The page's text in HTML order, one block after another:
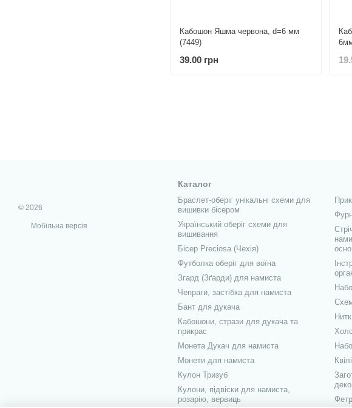
Кабошон Яшма червона, d=6 мм
(7449)
39.00 грн
© 2026
Мобільна версія
Каталог
Браслет-оберіг унікальні схеми для
вишивки бісером
Український оберіг схеми для
вишивання
Бісер Preciosa (Чехія)
Футболка оберіг для воїна
Згард (Зґарди) для намиста
Чепраги, застібка для намиста
Бант для дукача
Кабошони, стрази для дукача та
прикрас
Монета Дукач для намиста
Монети для намиста
Кулон Тризуб
Кулони, підвіски для намиста,
розарію, вервиць
Фетр